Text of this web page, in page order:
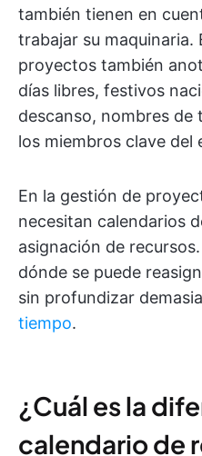
también tienen en
trabajar su maquinaria.
proyectos también
días libres, festivos
descanso, nombres de
los miembros clave del
En la gestión de
necesitan calendarios
asignación de
dónde se puede
sin profundizar
tiempo.
¿Cuál es la
calendario de